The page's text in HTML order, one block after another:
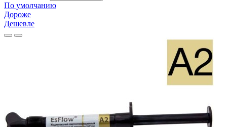
По умолчанию
Дороже
Дешевле